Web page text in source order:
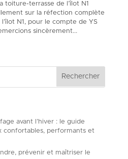
toiture-terrasse de l’îlot N1
sur la réfection complète
N1, pour le compte de YS
sincèrement...
avant l’hiver : le guide
confortables, performants et
prévenir et maîtriser le